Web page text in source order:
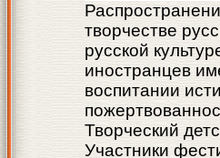
творчестве
русской
иностранцев
воспитании
Творческий
Участники